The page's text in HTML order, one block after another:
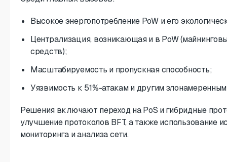
Высокое энергопотребление PoW и его
Централизация, возникающая и в PoW
средств);
Масштабируемость и пропускная способность;
Уязвимость к 51%-атакам и другим
Решения включают переход на PoS и гибридные
улучшение протоколов BFT, а также использование
мониторинга и анализа сети.